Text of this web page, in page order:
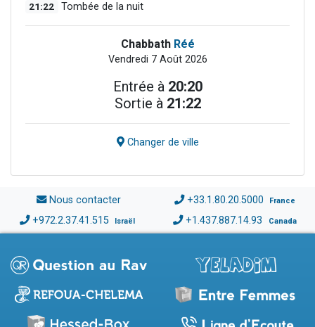
21:22 Tombée de la nuit
Chabbath Réé
Vendredi 7 Août 2026
Entrée à 20:20
Sortie à 21:22
Changer de ville
Nous contacter +33.1.80.20.5000 France
+972.2.37.41.515 Israël +1.437.887.14.93 Canada